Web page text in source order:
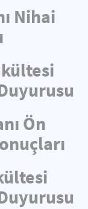
Nihai
Ön